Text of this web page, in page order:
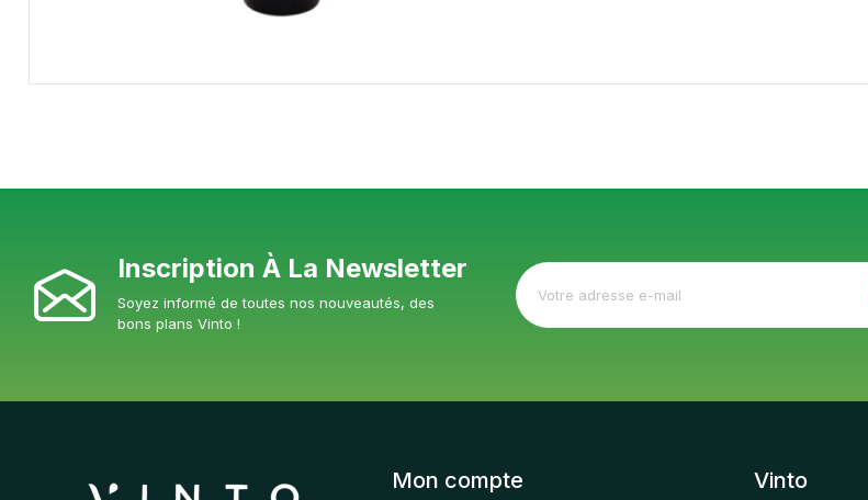
Inscription À La Newsletter
Soyez informé de toutes nos nouveautés, des
bons plans Vinto !
Mon compte Vinto